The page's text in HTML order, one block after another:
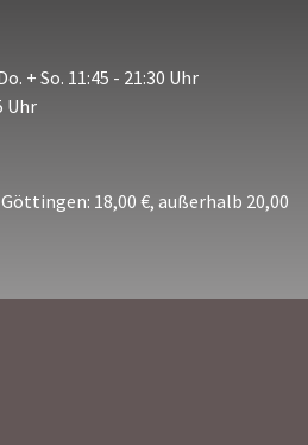
+ So. 11:45 - 21:30 Uhr
Uhr
18,00 €, außerhalb 20,00